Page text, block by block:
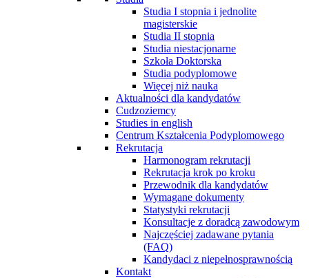
Studia I stopnia i jednolite
magisterskie
Studia II stopnia
Studia niestacjonarne
Szkoła Doktorska
Studia podyplomowe
Więcej niż nauka
Aktualności dla kandydatów
Cudzoziemcy
Studies in english
Centrum Kształcenia Podyplomowego
Rekrutacja
Harmonogram rekrutacji
Rekrutacja krok po kroku
Przewodnik dla kandydatów
Wymagane dokumenty
Statystyki rekrutacji
Konsultacje z doradcą zawodowym
Najczęściej zadawane pytania
(FAQ)
Kandydaci z niepełnosprawnością
Kontakt